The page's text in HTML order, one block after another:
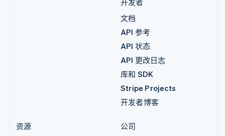
文档
API 参考
API 状态
API 更改日志
库和 SDK
Stripe Projects
开发者博客
资源
公司